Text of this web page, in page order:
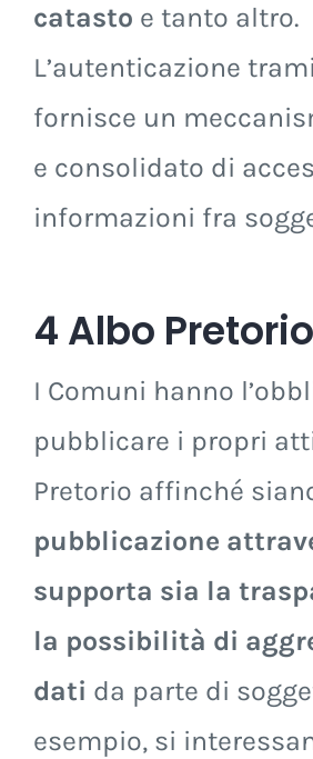
catasto e tanto altro.
L’autenticazione
fornisce un
e consolidato di
informazioni fra
4 Albo Pretorio
I Comuni hanno
pubblicare i propri
Pretorio affinché
pubblicazione
supporta sia la
la possibilità di
dati da parte di
esempio, si